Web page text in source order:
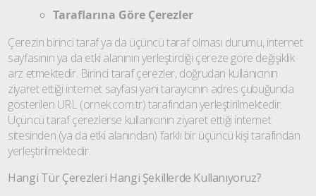
Taraflarına Göre Çerezler
Çerezin birinci taraf ya da üçüncü taraf olması durumu, internet
sayfasının ya da etki alanının yerleştirdiği çereze göre değişiklik
arz etmektedir. Birinci taraf çerezler, doğrudan kullanıcının
ziyaret ettiği internet sayfası yani tarayıcının adres çubuğunda
gösterilen URL (ornek.com.tr) tarafından yerleştirilmektedir.
Üçüncü taraf çerezlerse kullanıcının ziyaret ettiği internet
sitesinden (ya da etki alanından) farklı bir üçüncü kişi tarafından
yerleştirilmektedir.
Hangi Tür Çerezleri Hangi Şekillerde Kullanıyoruz?